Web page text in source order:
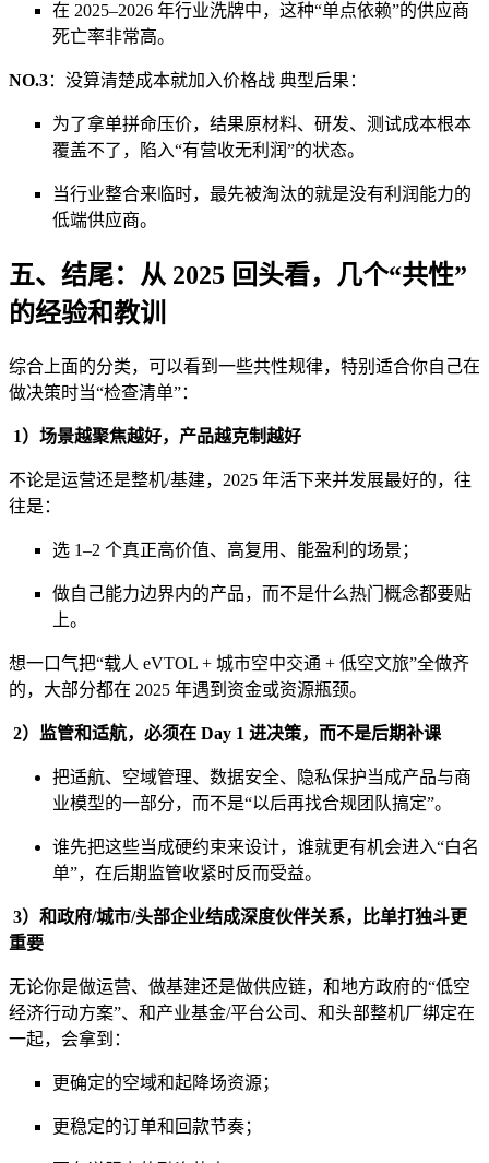
在 2025–2026 年行业洗牌中，这种“单点依赖”的供应商
死亡率非常高。
NO.3：没算清楚成本就加入价格战 典型后果：
为了拿单拼命压价，结果原材料、研发、测试成本根本
覆盖不了，陷入“有营收无利润”的状态。
当行业整合来临时，最先被淘汰的就是没有利润能力的
低端供应商。
五、结尾：从 2025 回头看，几个“共性”
的经验和教训
综合上面的分类，可以看到一些共性规律，特别适合你自己在
做决策时当“检查清单”：
1）场景越聚焦越好，产品越克制越好
不论是运营还是整机/基建，2025 年活下来并发展最好的，往
往是：
选 1–2 个真正高价值、高复用、能盈利的场景；
做自己能力边界内的产品，而不是什么热门概念都要贴
上。
想一口气把“载人 eVTOL + 城市空中交通 + 低空文旅”全做齐
的，大部分都在 2025 年遇到资金或资源瓶颈。
2）监管和适航，必须在 Day 1 进决策，而不是后期补课
把适航、空域管理、数据安全、隐私保护当成产品与商
业模型的一部分，而不是“以后再找合规团队搞定”。
谁先把这些当成硬约束来设计，谁就更有机会进入“白名
单”，在后期监管收紧时反而受益。
3）和政府/城市/头部企业结成深度伙伴关系，比单打独斗更
重要
无论你是做运营、做基建还是做供应链，和地方政府的“低空
经济行动方案”、和产业基金/平台公司、和头部整机厂绑定在
一起，会拿到：
更确定的空域和起降场资源；
更稳定的订单和回款节奏；